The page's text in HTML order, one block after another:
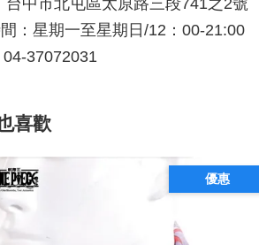
中市北屯區太原路三段741之2號
：星期一至星期日/12：00-21:00
37072031
喜歡
優惠